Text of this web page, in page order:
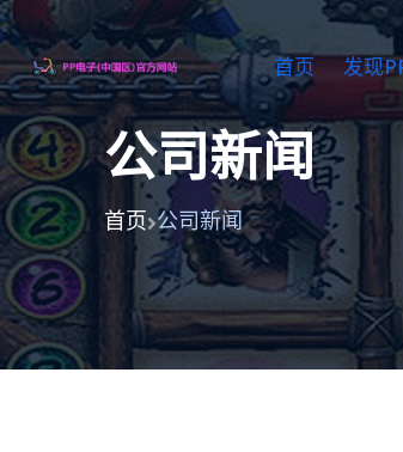
首页 发现
公司新闻
首页 公司新闻